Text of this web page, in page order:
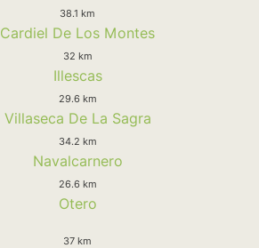
38.1 km
Cardiel De Los Montes
32 km
Illescas
29.6 km
Villaseca De La Sagra
34.2 km
Navalcarnero
26.6 km
Otero
37 km